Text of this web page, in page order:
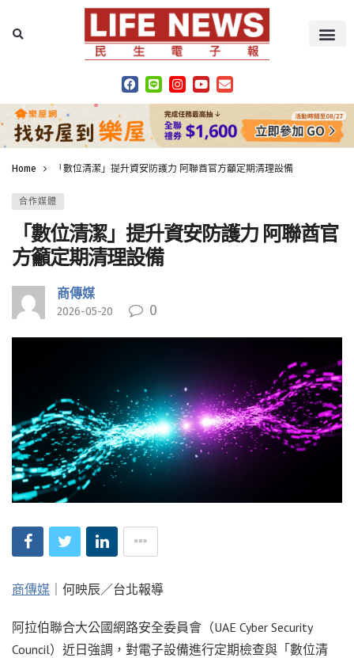
Home 「數位清潔」提升資安防護力 阿聯酋官方籲定期清理設備
合作媒體
「數位清潔」提升資安防護力 阿聯酋官
方籲定期清理設備
商傳媒
2026-05-20 0
商傳媒 ｜何映辰／台北報導
阿拉伯聯合大公國網路安全委員會（UAE Cyber Security
Council）近日強調，對電子設備進行定期檢查與「數位清